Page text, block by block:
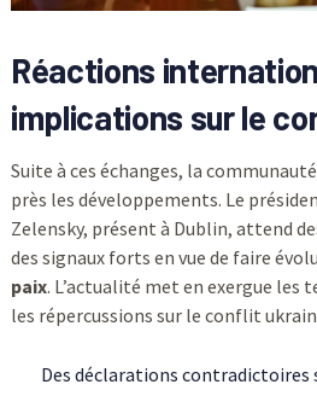
Réactions
implications sur le
Suite à ces échanges, la
près les développements. Le
Zelensky, présent à Dublin, attend
des signaux forts en vue de faire
paix. L’actualité met en exergue les
les répercussions sur le conflit
Des déclarations